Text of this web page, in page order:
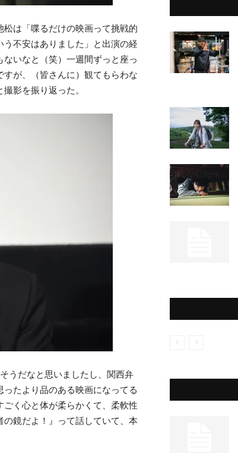
は「喋るだけの映画って挑戦的
不安はありました」と出演の経
いなと（笑）一週間ずっと座っ
が、（皆さんに）観てもらわな
影を振り返った。
うだなと思いましたし、関西弁
たより品のある映画になってる
く心と体が柔らかくて、柔軟性
鏡だよ！』って話していて、本